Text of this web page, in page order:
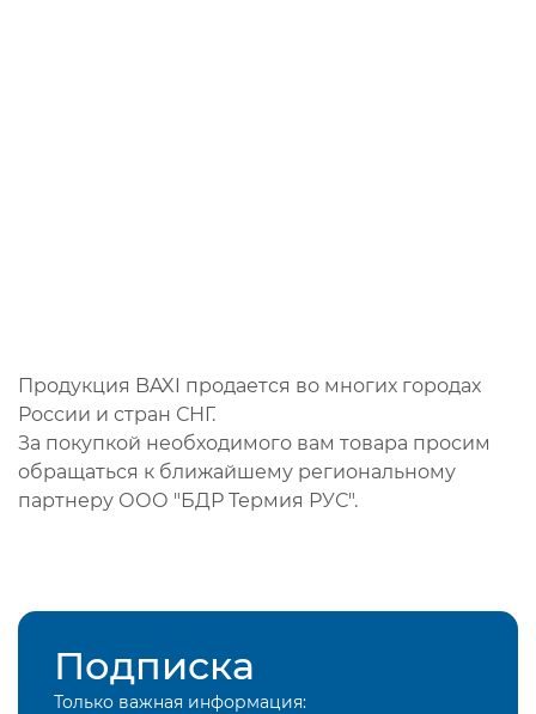
Продукция BAXI продается во многих городах
России и стран СНГ.
За покупкой необходимого вам товара просим
обращаться к ближайшему региональному
партнеру ООО "БДР Термия РУС".
Подписка
Только важная информация: